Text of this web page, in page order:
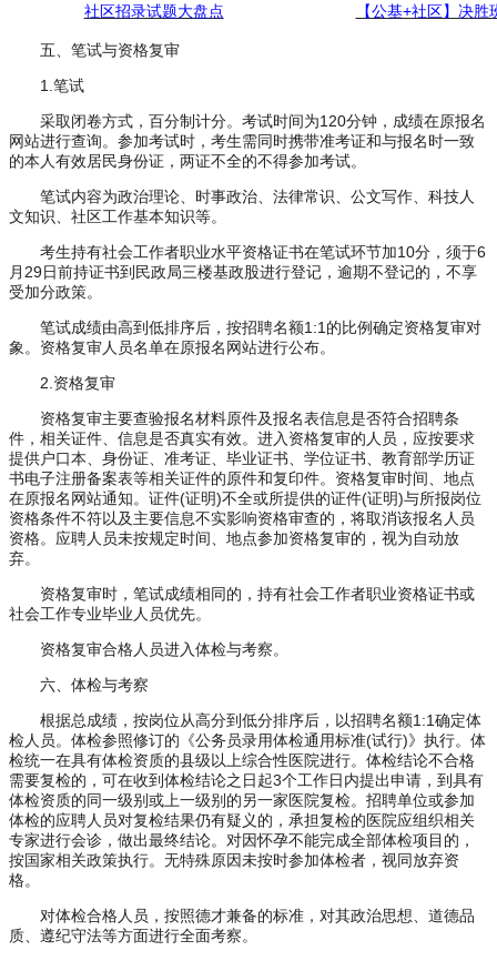
社区招录试题大盘点 【公基+社区】决胜
五、笔试与资格复审
1.笔试
采取闭卷方式，百分制计分。考试时间为120分钟，成绩在原报名
网站进行查询。参加考试时，考生需同时携带准考证和与报名时一致
的本人有效居民身份证，两证不全的不得参加考试。
笔试内容为政治理论、时事政治、法律常识、公文写作、科技人
文知识、社区工作基本知识等。
考生持有社会工作者职业水平资格证书在笔试环节加10分，须于6
月29日前持证书到民政局三楼基政股进行登记，逾期不登记的，不享
受加分政策。
笔试成绩由高到低排序后，按招聘名额1:1的比例确定资格复审对
象。资格复审人员名单在原报名网站进行公布。
2.资格复审
资格复审主要查验报名材料原件及报名表信息是否符合招聘条
件，相关证件、信息是否真实有效。进入资格复审的人员，应按要求
提供户口本、身份证、准考证、毕业证书、学位证书、教育部学历证
书电子注册备案表等相关证件的原件和复印件。资格复审时间、地点
在原报名网站通知。证件(证明)不全或所提供的证件(证明)与所报岗位
资格条件不符以及主要信息不实影响资格审查的，将取消该报名人员
资格。应聘人员未按规定时间、地点参加资格复审的，视为自动放
弃。
资格复审时，笔试成绩相同的，持有社会工作者职业资格证书或
社会工作专业毕业人员优先。
资格复审合格人员进入体检与考察。
六、体检与考察
根据总成绩，按岗位从高分到低分排序后，以招聘名额1:1确定体
检人员。体检参照修订的《公务员录用体检通用标准(试行)》执行。体
检统一在具有体检资质的县级以上综合性医院进行。体检结论不合格
需要复检的，可在收到体检结论之日起3个工作日内提出申请，到具有
体检资质的同一级别或上一级别的另一家医院复检。招聘单位或参加
体检的应聘人员对复检结果仍有疑义的，承担复检的医院应组织相关
专家进行会诊，做出最终结论。对因怀孕不能完成全部体检项目的，
按国家相关政策执行。无特殊原因未按时参加体检者，视同放弃资
格。
对体检合格人员，按照德才兼备的标准，对其政治思想、道德品
质、遵纪守法等方面进行全面考察。